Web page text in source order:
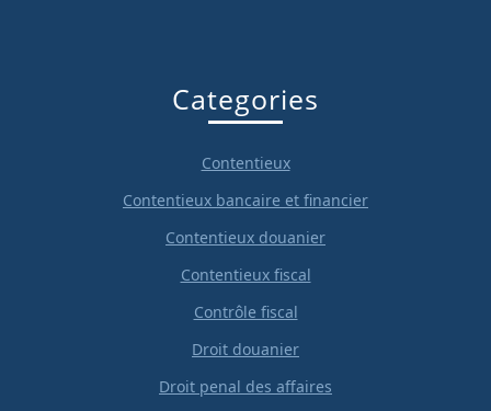
Categories
Contentieux
Contentieux bancaire et financier
Contentieux douanier
Contentieux fiscal
Contrôle fiscal
Droit douanier
Droit penal des affaires